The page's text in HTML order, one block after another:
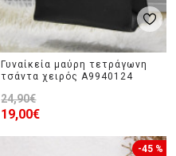
Γυναίκεία μαύρη τετράγωνη
τσάντα χειρός A9940124
19,00€
24,90€
-45 %